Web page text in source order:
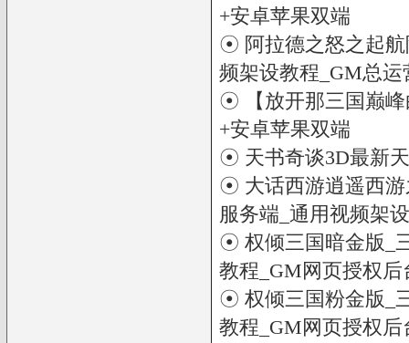
+安卓苹果双端
☉ 阿拉德之怒之起
频架设教程_GM总
☉
【放开那三国巅
+安卓苹果双端
☉ 天书奇谈3D最新
☉ 大话西游逍遥西
服务端_通用视频架
☉ 权倾三国暗金版_
教程_GM网页授权
☉ 权倾三国粉金版_
教程_GM网页授权